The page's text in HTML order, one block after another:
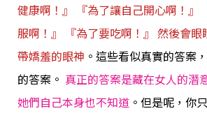
健康啊！』 『為了讓自己開心啊！』
服啊！』 『為了要吃啊！』 然後會
帶嬌羞的眼神 。這些看似真實的答案
的答案。 真正的答案是藏在女人的潛
她們自己本身也不知道 。 但是呢，你